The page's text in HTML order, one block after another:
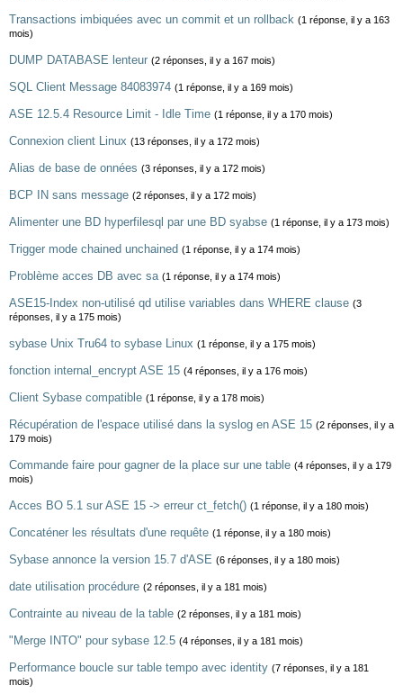
Transactions imbiquées avec un commit et un rollback (1 réponse, il y a 163
mois)
DUMP DATABASE lenteur (2 réponses, il y a 167 mois)
SQL Client Message 84083974 (1 réponse, il y a 169 mois)
ASE 12.5.4 Resource Limit - Idle Time (1 réponse, il y a 170 mois)
Connexion client Linux (13 réponses, il y a 172 mois)
Alias de base de onnées (3 réponses, il y a 172 mois)
BCP IN sans message (2 réponses, il y a 172 mois)
Alimenter une BD hyperfilesql par une BD syabse (1 réponse, il y a 173 mois)
Trigger mode chained unchained (1 réponse, il y a 174 mois)
Problème acces DB avec sa (1 réponse, il y a 174 mois)
ASE15-Index non-utilisé qd utilise variables dans WHERE clause (3
réponses, il y a 175 mois)
sybase Unix Tru64 to sybase Linux (1 réponse, il y a 175 mois)
fonction internal_encrypt ASE 15 (4 réponses, il y a 176 mois)
Client Sybase compatible (1 réponse, il y a 178 mois)
Récupération de l'espace utilisé dans la syslog en ASE 15 (2 réponses, il y a
179 mois)
Commande faire pour gagner de la place sur une table (4 réponses, il y a 179
mois)
Acces BO 5.1 sur ASE 15 -> erreur ct_fetch() (1 réponse, il y a 180 mois)
Concaténer les résultats d'une requête (1 réponse, il y a 180 mois)
Sybase annonce la version 15.7 d'ASE (6 réponses, il y a 180 mois)
date utilisation procédure (2 réponses, il y a 181 mois)
Contrainte au niveau de la table (2 réponses, il y a 181 mois)
"Merge INTO" pour sybase 12.5 (4 réponses, il y a 181 mois)
Performance boucle sur table tempo avec identity (7 réponses, il y a 181
mois)